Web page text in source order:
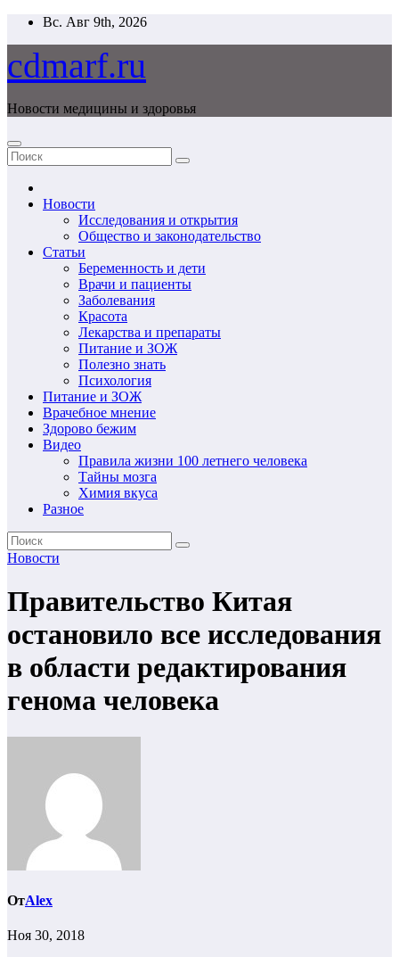
Перейти
содержимому
Вс. Авг 9th, 2026
cdmarf.ru
Новости медицины и здоровья
Новости
Исследования и открытия
Общество и законодательство
Статьи
Беременность и дети
Врачи и пациенты
Заболевания
Красота
Лекарства и препараты
Питание и ЗОЖ
Полезно знать
Психология
Питание и ЗОЖ
Врачебное мнение
Здорово бежим
Видео
Правила жизни 100 летнего человека
Тайны мозга
Химия вкуса
Разное
Новости
Правительство Китая
остановило все исследования
в области редактирования
генома человека
ОтAlex
Ноя 30, 2018